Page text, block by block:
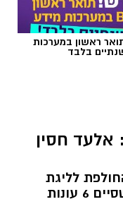
ראשון במערכות
בלבד
אלעד חסין
לליגת
העל, יחליף את שמוליק ברנר שסיים 6 עונות